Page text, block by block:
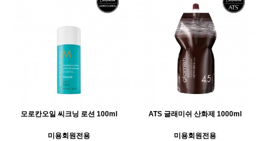
모로칸오일 씨크닝 로션 100ml
미용회원전용
ATS 글래미쉬 산화제 1000ml
미용회원전용